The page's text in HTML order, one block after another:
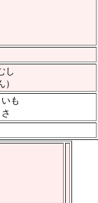
し
も